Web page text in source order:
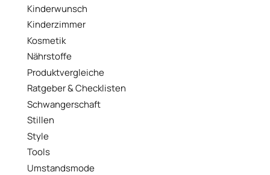
Kinderwunsch
Kinderzimmer
Kosmetik
Nährstoffe
Produktvergleiche
Ratgeber & Checklisten
Schwangerschaft
Stillen
Style
Tools
Umstandsmode